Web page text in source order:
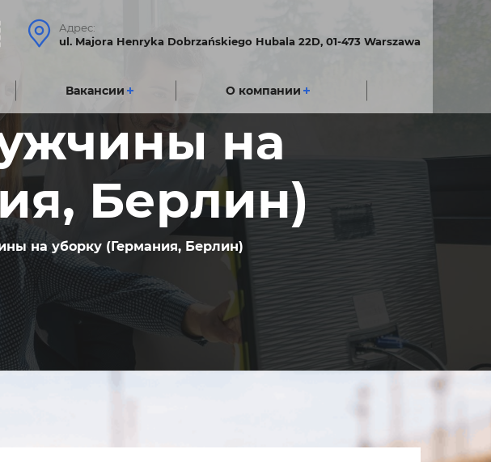
Адрес:
ul. Majora Henryka Dobrzańskiego Hubala 22D, 01-473 Warszawa
Вакансии О компании
на
Берлин)
на уборку (Германия, Берлин)